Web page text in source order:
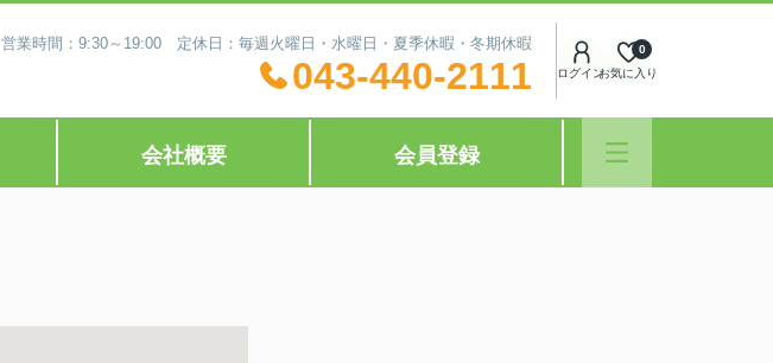
営業時間：9:30～19:00 定休日：毎週火曜日・水曜日・夏季休暇・冬期休暇
043-440-2111 ログインお気に入り
0
会社概要 会員登録